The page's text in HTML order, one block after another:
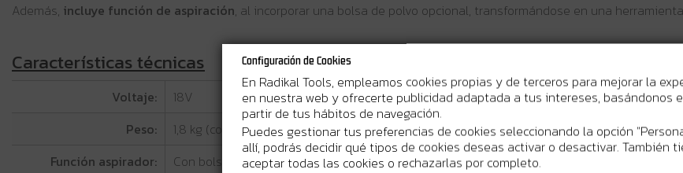
Además, incluye función de aspiración, al incorporar una bolsa de polvo opcional, transformándose en una
Características técnicas
Voltaje:
18V
Peso:
1,8 kg (con batería)
Función aspirador:
Con bolsa de polvo opcional
Configuración de Cookies
En Radikal Tools, empleamos cookies propias y de terceros para mejorar la
en nuestra web y ofrecerte publicidad adaptada a tus intereses, basándonos
partir de tus hábitos de navegación.
Puedes gestionar tus preferencias de cookies seleccionando la opción
allí, podrás decidir qué tipos de cookies deseas activar o desactivar. También
aceptar todas las cookies o rechazarlas por completo.